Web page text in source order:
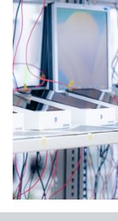
イベント・セミナー
インタビュー
就活成功ガイド
ナレッジ
リファレンス
プラン
個人向けプラン
法人向けプラン
評価結果一覧
再チャレンジ結果一
Tech Team Journal
paiza times
note
paizaとは？